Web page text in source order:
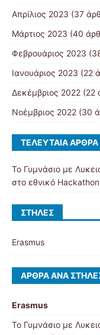
Απρίλιος 2023 (37
Μάρτιος 2023 (40
Φεβρουάριος 2023
Ιανουάριος 2023 (22
Δεκέμβριος 2022 (22
Νοέμβριος 2022 (30
ΤΕΛΕΥΤΑΊΑ ΆΡΘΡΑ
Το Γυμνάσιο με
στο εθνικό
ΣΤΉΛΕΣ
Erasmus
ΆΡΘΡΑ ΑΝΆ
Erasmus
Το Γυμνάσιο με